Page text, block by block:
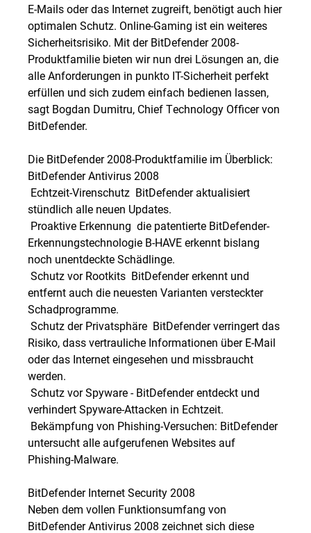
E-Mails oder das Internet zugreift, benötigt auch hier
optimalen Schutz. Online-Gaming ist ein weiteres
Sicherheitsrisiko. Mit der BitDefender 2008-
Produktfamilie bieten wir nun drei Lösungen an, die
alle Anforderungen in punkto IT-Sicherheit perfekt
erfüllen und sich zudem einfach bedienen lassen,
sagt Bogdan Dumitru, Chief Technology Officer von
BitDefender.
Die BitDefender 2008-Produktfamilie im Überblick:
BitDefender Antivirus 2008
 Echtzeit-Virenschutz  BitDefender aktualisiert
stündlich alle neuen Updates.
 Proaktive Erkennung  die patentierte BitDefender-
Erkennungstechnologie B-HAVE erkennt bislang
noch unentdeckte Schädlinge.
 Schutz vor Rootkits  BitDefender erkennt und
entfernt auch die neuesten Varianten versteckter
Schadprogramme.
 Schutz der Privatsphäre  BitDefender verringert das
Risiko, dass vertrauliche Informationen über E-Mail
oder das Internet eingesehen und missbraucht
werden.
 Schutz vor Spyware - BitDefender entdeckt und
verhindert Spyware-Attacken in Echtzeit.
 Bekämpfung von Phishing-Versuchen: BitDefender
untersucht alle aufgerufenen Websites auf
Phishing-Malware.
BitDefender Internet Security 2008
Neben dem vollen Funktionsumfang von
BitDefender Antivirus 2008 zeichnet sich diese